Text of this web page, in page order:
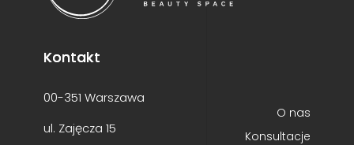
Kontakt
00-351 Warszawa
ul. Zajęcza 15
O nas
Konsultacje